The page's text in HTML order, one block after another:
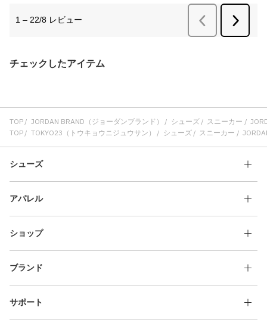
チェックしたアイテム
TOP JORDAN BRAND（ジョーダンブランド） シューズ スニーカー
TOP
TOKYO23（トウキョウニジュウサン） シューズ スニーカー
シューズ
アパレル
ショップ
ブランド
サポート